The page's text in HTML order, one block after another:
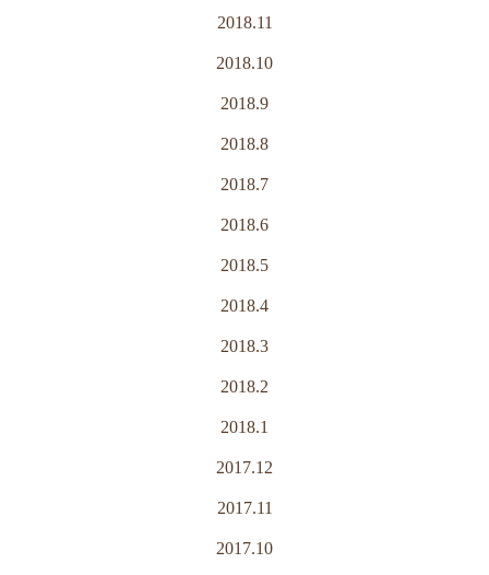
2018.11
2018.10
2018.9
2018.8
2018.7
2018.6
2018.5
2018.4
2018.3
2018.2
2018.1
2017.12
2017.11
2017.10